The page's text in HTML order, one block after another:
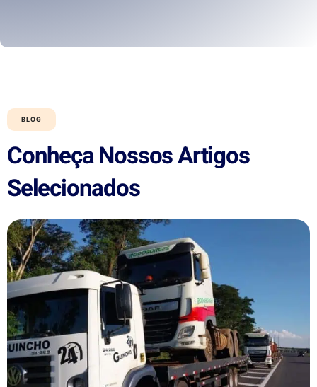
BLOG
Conheça Nossos Artigos
Selecionados